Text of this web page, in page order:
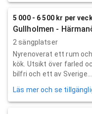
5 000 - 6 500 kr per
Gullholmen -
2 sängplatser
Nyrenoverat ett rum
kök. Utsikt över farled
bilfri och ett av Sverige...
Läs mer och se